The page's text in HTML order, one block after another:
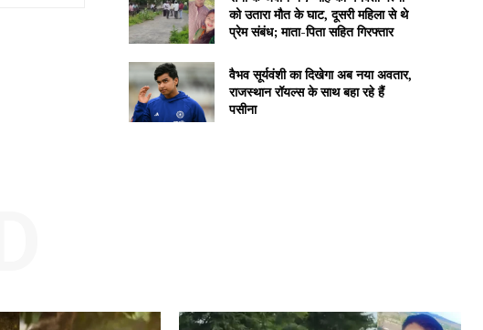
को उतारा मौत के घाट, दूसरी महिला से थे
प्रेम संबंध; माता-पिता सहित गिरफ्तार
वैभव सूर्यवंशी का दिखेगा अब नया अवतार,
राजस्थान रॉयल्स के साथ बहा रहे हैं
पसीना